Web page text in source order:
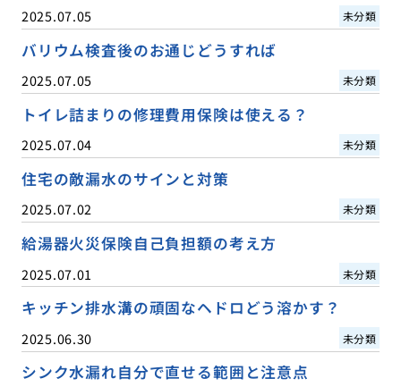
2025.07.05 未分類
バリウム検査後のお通じどうすれば
2025.07.05 未分類
トイレ詰まりの修理費用保険は使える？
2025.07.04 未分類
住宅の敵漏水のサインと対策
2025.07.02 未分類
給湯器火災保険自己負担額の考え方
2025.07.01 未分類
キッチン排水溝の頑固なヘドロどう溶かす？
2025.06.30 未分類
シンク水漏れ自分で直せる範囲と注意点